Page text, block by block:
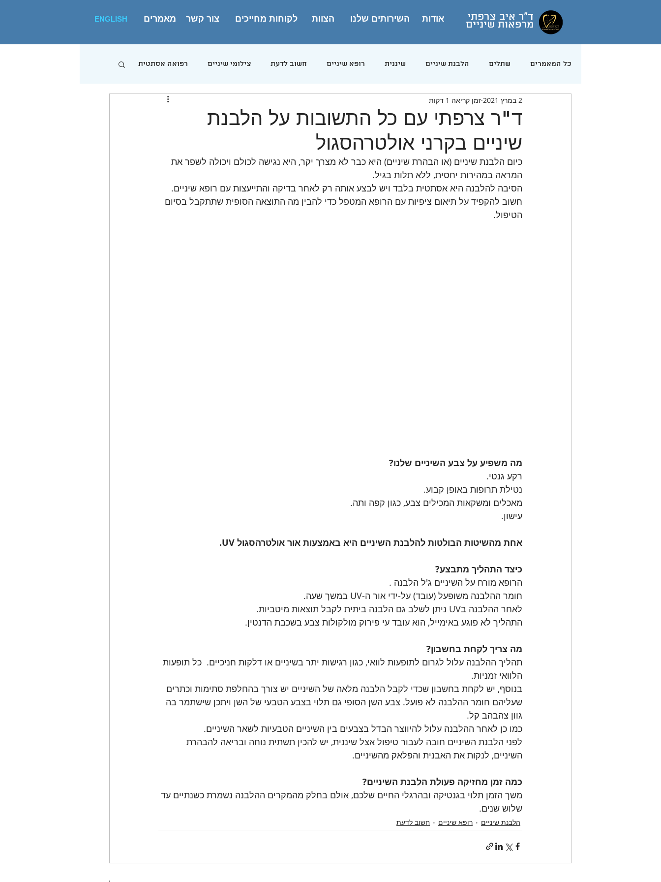
ENGLISH מאמרים צור קשר לקוחות מחייכים הצוות השירותים שלנו אודות ד"ר איב צרפתי
מרפאות שיניים
כל המאמרים שתלים הלבנת שיניים שיננית רופא שיניים חשוב לדעת צילומי שיניים רפואה אסתטית
חומצה היאלורונית גז צחוק
ד"ר צרפתי עם כל התשובות על הלבנת
שיניים בקרני אולטרהסגול
2 במרץ 2021 זמן קריאה 1 דקות
כיום הלבנת שיניים (או הבהרת שיניים) היא כבר לא מצרך יקר, היא נגישה לכולם ויכולה לשפר את
המראה במהירות יחסית, ללא תלות בגיל.
הסיבה להלבנה היא אסתטית בלבד ויש לבצע אותה רק לאחר בדיקה והתייעצות עם רופא שיניים.
חשוב להקפיד על תיאום ציפיות עם הרופא המטפל כדי להבין מה התוצאה הסופית שתתקבל בסיום
הטיפול.
מה משפיע על צבע השיניים שלנו?
רקע גנטי.
נטילת תרופות באופן קבוע.
מאכלים ומשקאות המכילים צבע, כגון קפה ותה.
עישון.
אחת מהשיטות הבולטות להלבנת השיניים היא באמצעות אור אולטרהסגול UV.
כיצד התהליך מתבצע?
הרופא מורח על השיניים ג'ל הלבנה .
חומר ההלבנה משופעל (עובד) על-ידי אור ה-UV במשך שעה.
לאחר ההלבנה בUV ניתן לשלב גם הלבנה ביתית לקבל תוצאות מיטביות.
התהליך לא פוגע באימייל, הוא עובד עי פירוק מולקולות צבע בשכבת הדנטין.
מה צריך לקחת בחשבון?
תהליך ההלבנה עלול לגרום לתופעות לוואי, כגון רגישות יתר בשיניים או דלקות חניכיים.  כל תופעות
הלוואי זמניות.
בנוסף, יש לקחת בחשבון שכדי לקבל הלבנה מלאה של השיניים יש צורך בהחלפת סתימות וכתרים
שעליהם חומר ההלבנה לא פועל. צבע השן הסופי גם תלוי בצבע הטבעי של השן ויתכן שישתמר בה
גוון צהבהב קל.
כמו כן לאחר ההלבנה עלול להיווצר הבדל בצבעים בין השיניים הטבעיות לשאר השיניים.
לפני הלבנת השיניים חובה לעבור טיפול אצל שיננית, יש להכין תשתית נוחה ובריאה להבהרת
השיניים, לנקות את האבנית והפלאק מהשיניים.
כמה זמן מחזיקה פעולת הלבנת השיניים?
משך הזמן תלוי בגנטיקה ובהרגלי החיים שלכם, אולם בחלק מהמקרים ההלבנה נשמרת כשנתיים עד
שלוש שנים.
הלבנת שיניים רופא שיניים חשוב לדעת